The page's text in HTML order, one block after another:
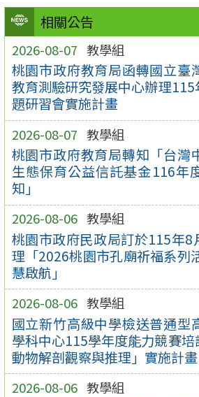
相關公告
2026-08-07 教學組
桃園市政府教育局函轉國立臺
教育測驗研究發展中心辦理
題研習會實施計畫
2026-08-07 教學組
桃園市政府教育局轉知「台灣
生態保育公益信託基金116年
知」
2026-08-06 教學組
桃園市政府民政局訂於115年
理「2026桃園市孔廟祈福系列
慧啟航」
2026-08-06 教學組
國立新竹高級中學檢送普通型
學科中心115學年度能力競賽
動物解剖觀察與推理」實施計畫
2026-08-06 教學組